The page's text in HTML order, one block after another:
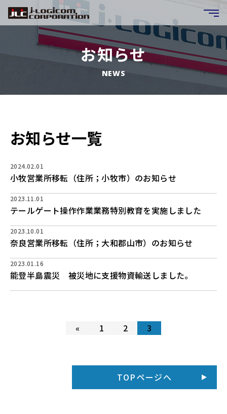
お知らせ
NEWS
お知らせ一覧
2024.02.01
小牧営業所移転（住所；小牧市）のお知らせ
2023.11.01
テールゲート操作作業業務特別教育を実施しました
2023.10.01
奈良営業所移転（住所；大和郡山市）のお知らせ
2023.01.16
能登半島震災 被災地に支援物資輸送しました。
« 1 2 3
TOPページへ